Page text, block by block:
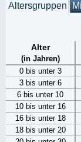
Altersgruppen
Alter
(in Jahren)
0 bis unter 3
3 bis unter 6
6 bis unter 10
10 bis unter 16
16 bis unter 18
18 bis unter 20